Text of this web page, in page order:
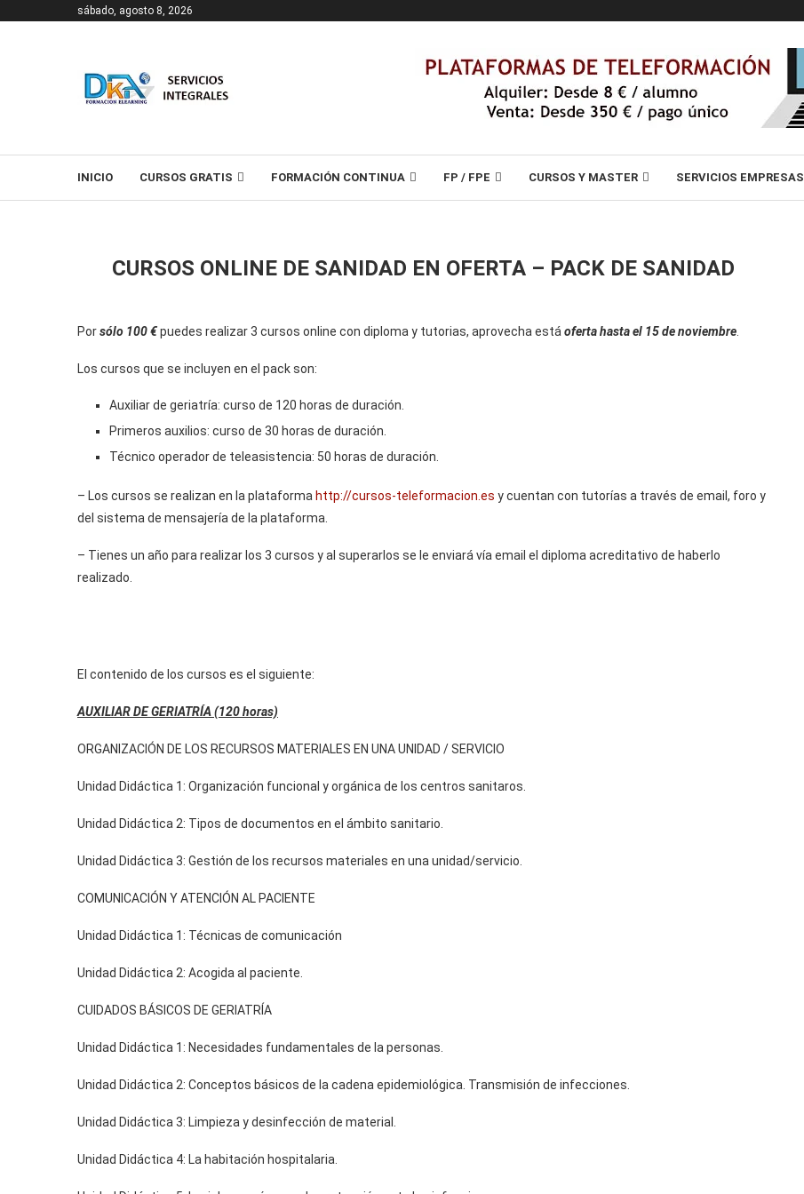
sábado, agosto 8, 2026
INICIO CURSOS GRATIS FORMACIÓN CONTINUA FP / FPE CURSOS Y MASTER SERVICIOS EMPRESAS
CURSOS ONLINE DE SANIDAD EN OFERTA – PACK DE SANIDAD
Porsólo 100 €puedes realizar 3 cursos online con diploma y tutorias, aprovecha está oferta hasta el 15 de noviembre
Los cursos que se incluyen en el pack son:
Auxiliar de geriatría: curso de 120 horas de duración.
Primeros auxilios: curso de 30 horas de duración.
Técnico operador de teleasistencia: 50 horas de duración.
– Los cursos se realizan en la plataforma http://cursos-teleformacion.es y cuentan con tutorías a través de email, foro y
del sistema de mensajería de la plataforma.
– Tienes un año para realizar los 3 cursos y al superarlos se le enviará vía email el diploma acreditativo de haberlo
realizado.
El contenido de los cursos es el siguiente:
AUXILIAR DE GERIATRÍA (120 horas)
ORGANIZACIÓN DE LOS RECURSOS MATERIALES EN UNA UNIDAD / SERVICIO
Unidad Didáctica 1: Organización funcional y orgánica de los centros sanitaros.
Unidad Didáctica 2: Tipos de documentos en el ámbito sanitario.
Unidad Didáctica 3: Gestión de los recursos materiales en una unidad/servicio.
COMUNICACIÓN Y ATENCIÓN AL PACIENTE
Unidad Didáctica 1: Técnicas de comunicación
Unidad Didáctica 2: Acogida al paciente.
CUIDADOS BÁSICOS DE GERIATRÍA
Unidad Didáctica 1: Necesidades fundamentales de la personas.
Unidad Didáctica 2: Conceptos básicos de la cadena epidemiológica. Transmisión de infecciones.
Unidad Didáctica 3: Limpieza y desinfección de material.
Unidad Didáctica 4: La habitación hospitalaria.